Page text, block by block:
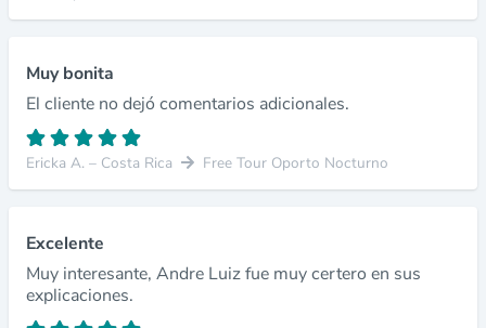
Muy bonita
El cliente no dejó comentarios adicionales.
Ericka A. – Costa Rica Free Tour Oporto Nocturno
Excelente
Muy interesante, Andre Luiz fue muy certero en sus
explicaciones.